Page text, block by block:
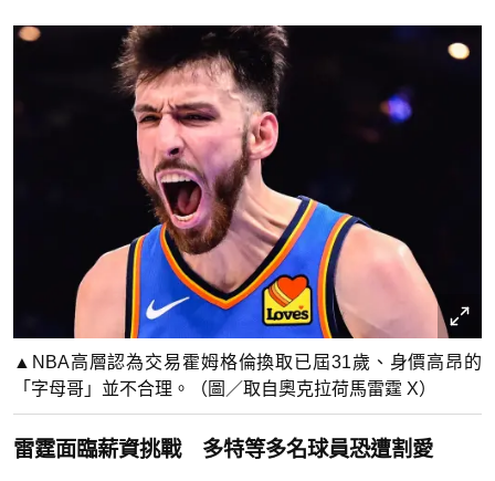
▲NBA高層認為交易霍姆格倫換取已屆31歲、身價高昂的
「字母哥」並不合理。（圖／取自奧克拉荷馬雷霆 X）
雷霆面臨薪資挑戰 多特等多名球員恐遭割愛